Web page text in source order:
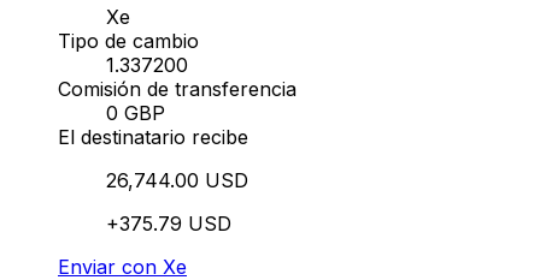
Xe
Tipo de cambio
1.337200
Comisión de transferencia
0 GBP
El destinatario recibe
26,744.00 USD
+375.79 USD
Enviar con Xe